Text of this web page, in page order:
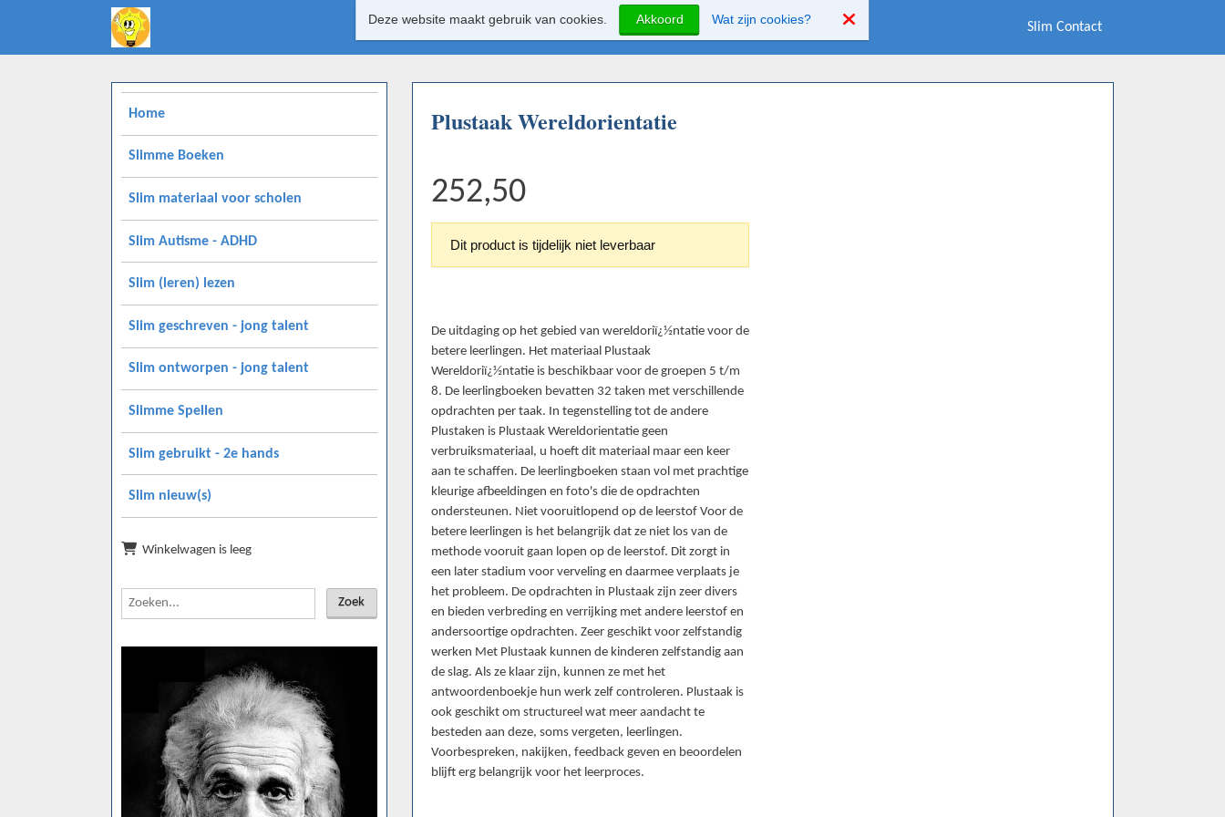
Slim Contact
Plustaak Wereldorientatie
252,50
Dit product is tijdelijk niet leverbaar
De uitdaging op het gebied van wereldoriï¿½ntatie voor de
betere leerlingen. Het materiaal Plustaak
Wereldoriï¿½ntatie is beschikbaar voor de groepen 5 t/m
8. De leerlingboeken bevatten 32 taken met verschillende
opdrachten per taak. In tegenstelling tot de andere
Plustaken is Plustaak Wereldorientatie geen
verbruiksmateriaal, u hoeft dit materiaal maar een keer
aan te schaffen. De leerlingboeken staan vol met prachtige
kleurige afbeeldingen en foto's die de opdrachten
ondersteunen. Niet vooruitlopend op de leerstof Voor de
betere leerlingen is het belangrijk dat ze niet los van de
methode vooruit gaan lopen op de leerstof. Dit zorgt in
een later stadium voor verveling en daarmee verplaats je
het probleem. De opdrachten in Plustaak zijn zeer divers
en bieden verbreding en verrijking met andere leerstof en
andersoortige opdrachten. Zeer geschikt voor zelfstandig
werken Met Plustaak kunnen de kinderen zelfstandig aan
de slag. Als ze klaar zijn, kunnen ze met het
antwoordenboekje hun werk zelf controleren. Plustaak is
ook geschikt om structureel wat meer aandacht te
besteden aan deze, soms vergeten, leerlingen.
Voorbespreken, nakijken, feedback geven en beoordelen
blijft erg belangrijk voor het leerproces.
Home
Slimme Boeken
Slim materiaal voor scholen
Slim Autisme - ADHD
Slim (leren) lezen
Slim geschreven - jong talent
Slim ontworpen - jong talent
Slimme Spellen
Slim gebruikt - 2e hands
Slim nieuw(s)
Winkelwagen is leeg
Deze website maakt gebruik van cookies. Akkoord Wat zijn cookies?